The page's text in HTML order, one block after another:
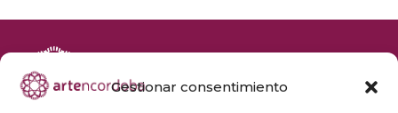
Gestionar consentimiento